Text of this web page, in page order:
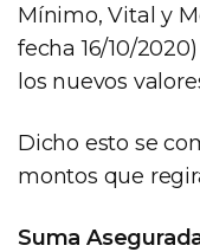
Mínimo, Vital y
fecha 16/10/
los nuevos
Dicho esto se
montos que
Suma